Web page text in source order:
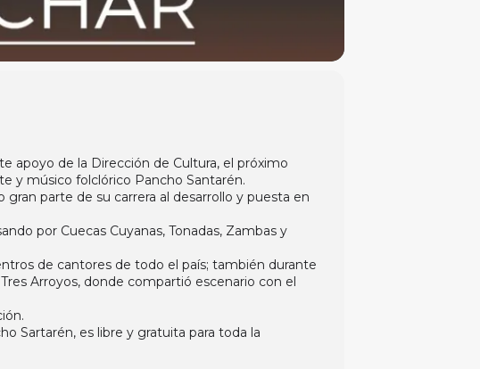
apoyo de la Dirección de Cultura, el próximo
y músico folclórico Pancho Santarén.
gran parte de su carrera al desarrollo y puesta en
por Cuecas Cuyanas, Tonadas, Zambas y
de cantores de todo el país; también durante
Arroyos, donde compartió escenario con el
Sartarén, es libre y gratuita para toda la